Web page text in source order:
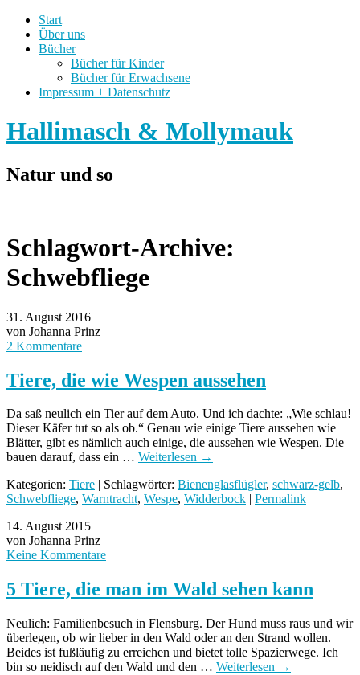
Start
Über uns
Bücher
Bücher für Kinder
Bücher für Erwachsene
Impressum + Datenschutz
Hallimasch & Mollymauk
Natur und so
Schlagwort-Archive:
Schwebfliege
31. August 2016
von Johanna Prinz
2 Kommentare
Tiere, die wie Wespen aussehen
Da saß neulich ein Tier auf dem Auto. Und ich dachte: „Wie schlau!
Dieser Käfer tut so als ob.“ Genau wie einige Tiere aussehen wie
Blätter, gibt es nämlich auch einige, die aussehen wie Wespen. Die
bauen darauf, dass ein … Weiterlesen →
Kategorien: Tiere | Schlagwörter: Bienenglasflügler, schwarz-gelb,
Schwebfliege, Warntracht, Wespe, Widderbock
Permalink
14. August 2015
von Johanna Prinz
Keine Kommentare
5 Tiere, die man im Wald sehen kann
Neulich: Familienbesuch in Flensburg. Der Hund muss raus und wir
überlegen, ob wir lieber in den Wald oder an den Strand wollen.
Beides ist fußläufig zu erreichen und bietet tolle Spazierwege. Ich
bin so neidisch auf den Wald und den … Weiterlesen →